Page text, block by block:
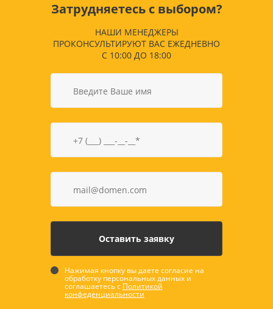
Затрудняетесь с выбором?
НАШИ МЕНЕДЖЕРЫ
ПРОКОНСУЛЬТИРУЮТ ВАС ЕЖЕДНЕВНО
С 10:00 ДО 18:00
Нажимая кнопку вы даете согласие на
обработку персональных данных и
соглашаетесь с Политикой
конфеденциальности